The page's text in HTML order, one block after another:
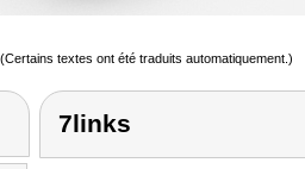
(Certains textes ont été traduits automatiquement.)
7links